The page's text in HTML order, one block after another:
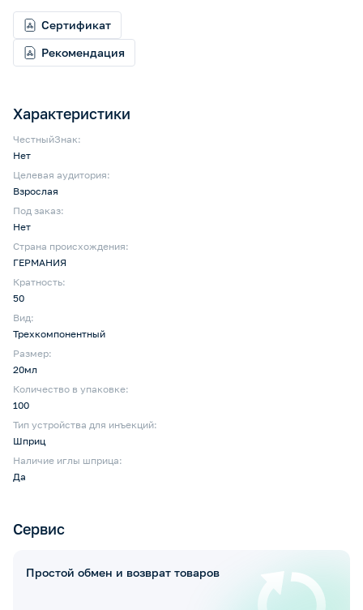
Характеристики
ЧестныйЗнак:
Нет
Целевая аудитория:
Взрослая
Под заказ:
Нет
Страна происхождения:
ГЕРМАНИЯ
Кратность:
50
Вид:
Трехкомпонентный
Размер:
20мл
Количество в упаковке:
100
Тип устройства для инъекций:
Шприц
Наличие иглы шприца:
Да
Сертификат
Рекомендация
Сервис
Простой обмен и возврат товаров